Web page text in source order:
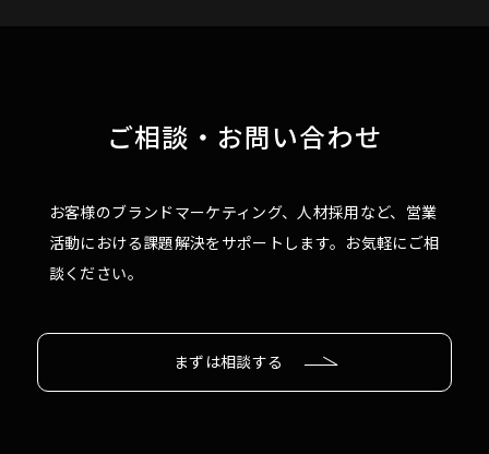
ご相談・お問い合わせ
お客様のブランドマーケティング、人材採用など、営業
活動における課題解決をサポートします。お気軽にご相
談ください。
まずは相談する